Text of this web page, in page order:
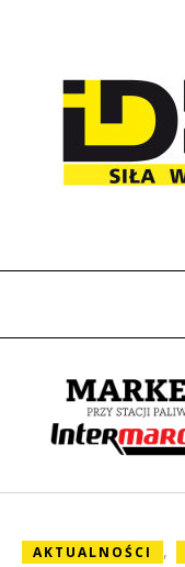
AKTUALNOŚCI ,